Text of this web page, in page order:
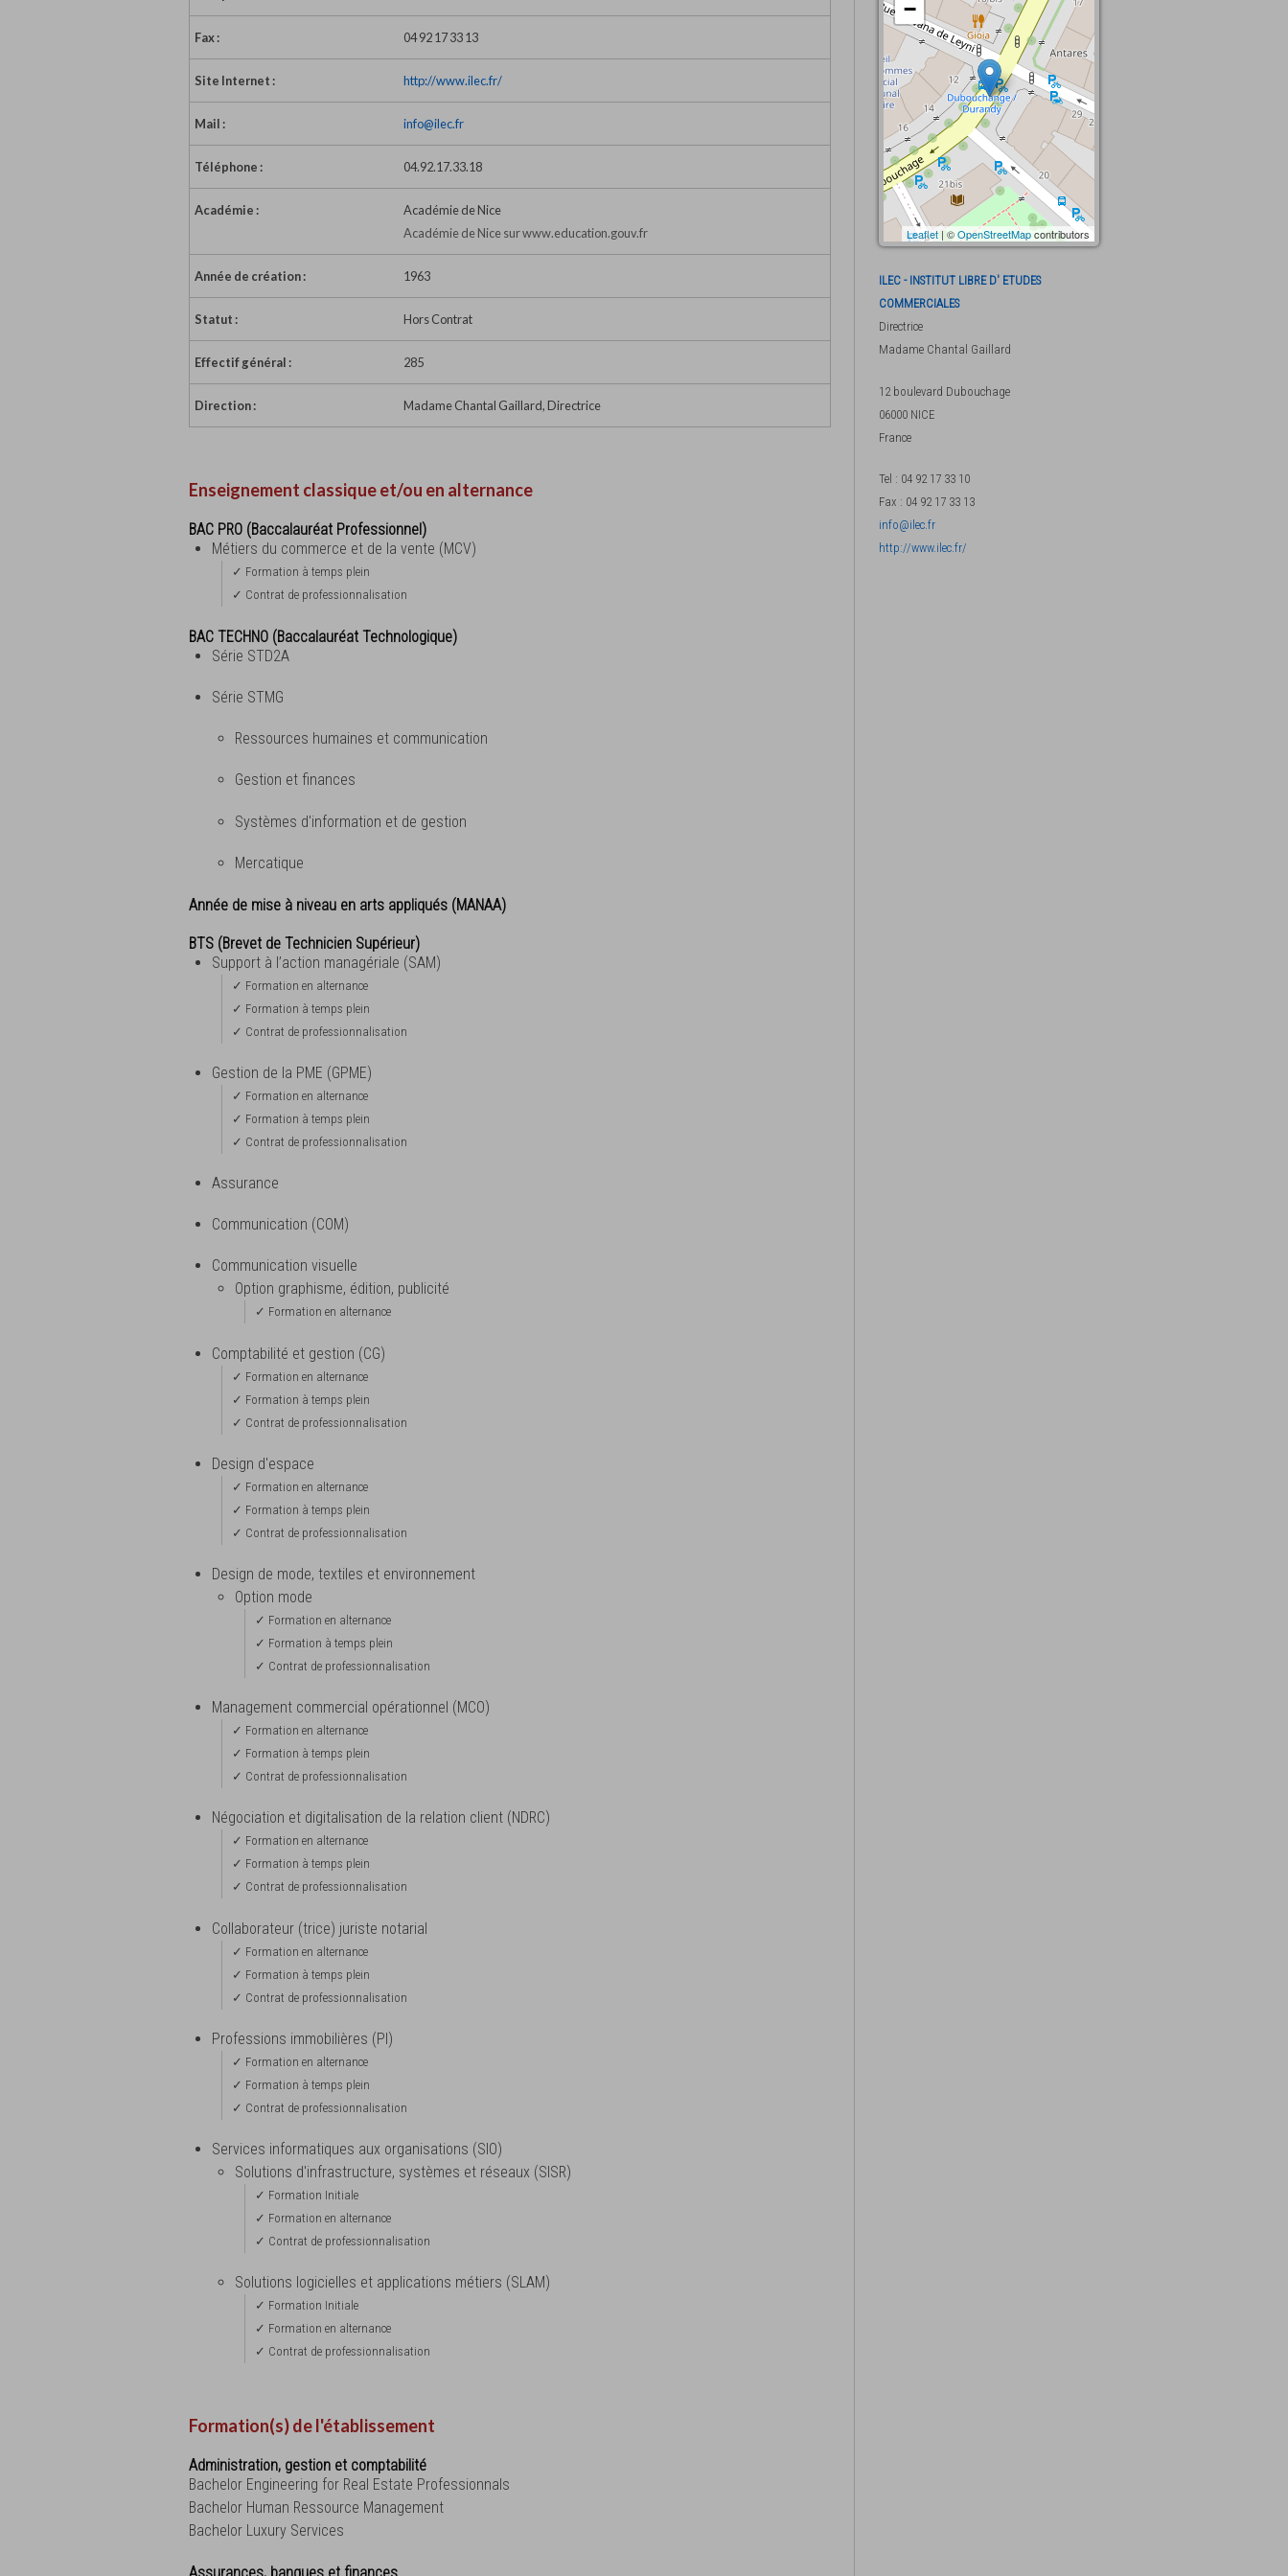
Fax : 04 92 17 33 13
Site Internet : http://www.ilec.fr/
Mail : info@ilec.fr
Téléphone : 04.92.17.33.18
Académie :
Académie de Nice
Académie de Nice sur www.education.gouv.fr
Année de création : 1963
Statut : Hors Contrat
Effectif général : 285
Direction : Madame Chantal Gaillard, Directrice
Enseignement classique et/ou en alternance
BAC PRO (Baccalauréat Professionnel)
Métiers du commerce et de la vente (MCV)
✓ Formation à temps plein
✓ Contrat de professionnalisation
BAC TECHNO (Baccalauréat Technologique)
Série STD2A
Série STMG
Ressources humaines et communication
Gestion et finances
Systèmes d'information et de gestion
Mercatique
Année de mise à niveau en arts appliqués (MANAA)
BTS (Brevet de Technicien Supérieur)
Support à l’action managériale (SAM)
✓ Formation en alternance
✓ Formation à temps plein
✓ Contrat de professionnalisation
Gestion de la PME (GPME)
✓ Formation en alternance
✓ Formation à temps plein
✓ Contrat de professionnalisation
Assurance
Communication (COM)
Communication visuelle
Option graphisme, édition, publicité
✓ Formation en alternance
Comptabilité et gestion (CG)
✓ Formation en alternance
✓ Formation à temps plein
✓ Contrat de professionnalisation
Design d'espace
✓ Formation en alternance
✓ Formation à temps plein
✓ Contrat de professionnalisation
Design de mode, textiles et environnement
Option mode
✓ Formation en alternance
✓ Formation à temps plein
✓ Contrat de professionnalisation
Management commercial opérationnel (MCO)
✓ Formation en alternance
✓ Formation à temps plein
✓ Contrat de professionnalisation
Négociation et digitalisation de la relation client (NDRC)
✓ Formation en alternance
✓ Formation à temps plein
✓ Contrat de professionnalisation
Collaborateur (trice) juriste notarial
✓ Formation en alternance
✓ Formation à temps plein
✓ Contrat de professionnalisation
Professions immobilières (PI)
✓ Formation en alternance
✓ Formation à temps plein
✓ Contrat de professionnalisation
Services informatiques aux organisations (SIO)
Solutions d'infrastructure, systèmes et réseaux (SISR)
✓ Formation Initiale
✓ Formation en alternance
✓ Contrat de professionnalisation
Solutions logicielles et applications métiers (SLAM)
✓ Formation Initiale
✓ Formation en alternance
✓ Contrat de professionnalisation
Formation(s) de l'établissement
Administration, gestion et comptabilité
Bachelor Engineering for Real Estate Professionnals
Bachelor Human Ressource Management
Bachelor Luxury Services
Assurances, banques et finances
−
Leaflet | ©OpenStreetMapcontributors
ILEC - INSTITUT LIBRE D' ETUDES
COMMERCIALES
Directrice
Madame Chantal Gaillard
12 boulevard Dubouchage
06000 NICE
France
Tel : 04 92 17 33 10
Fax : 04 92 17 33 13
info@ilec.fr
http://www.ilec.fr/